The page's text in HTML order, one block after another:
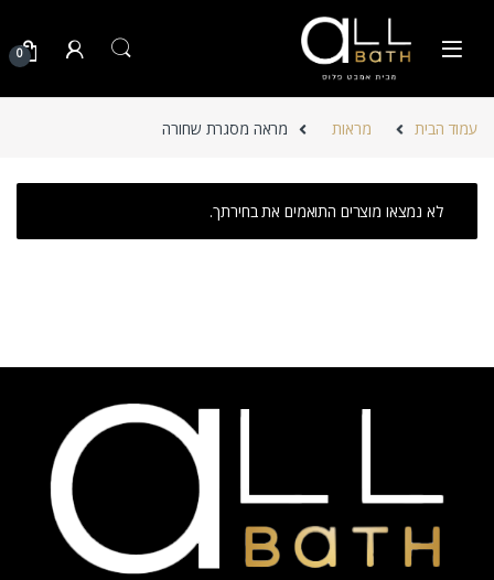
0
עמוד הבית מראות מראה מסגרת שחורה
לא נמצאו מוצרים התואמים את בחירתך.